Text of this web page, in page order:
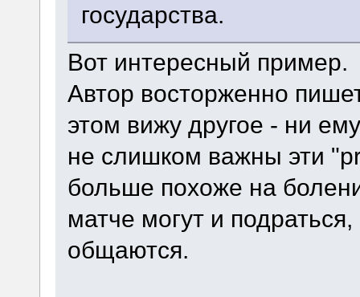
государства.
Вот интересный пример.
Автор восторженно
этом вижу другое - ни
не слишком важны эти
больше похоже на
матче могут и
общаются.